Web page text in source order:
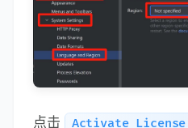
如果是老用户，则可以在
中来更改（一定要更改